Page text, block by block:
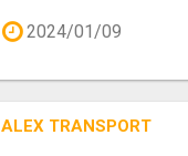
2024/01/09
ALEX TRANSPORT